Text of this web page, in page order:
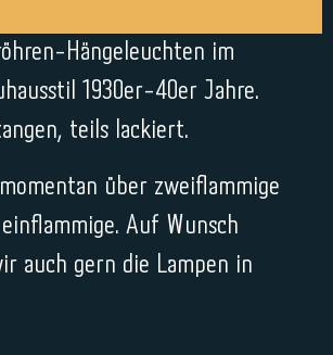
Hängeleuchten im
1930er-40er Jahre.
teils lackiert.
über zweiflammige
Auf Wunsch
auch gern die Lampen in